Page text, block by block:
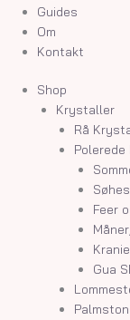
Guides
Om
Kontakt
Shop
Krystaller
Rå
Feer
Gua